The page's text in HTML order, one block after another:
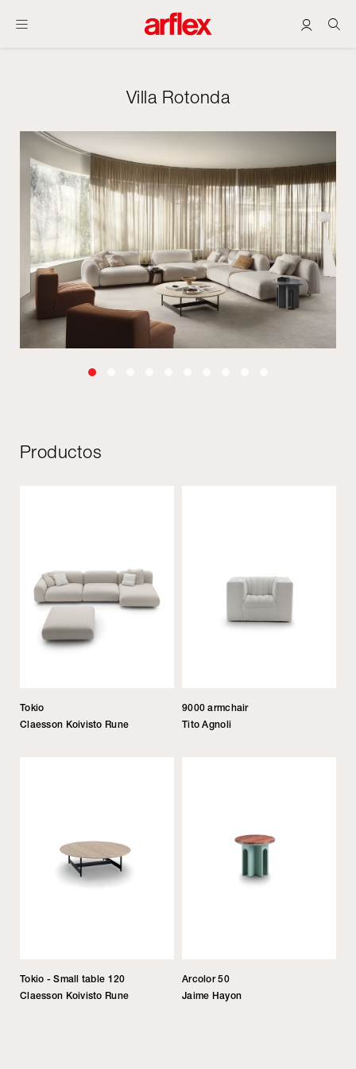
Villa Rotonda
Productos
Tokio
Claesson Koivisto Rune
9000 armchair
Tito Agnoli
Tokio - Small table 120
Claesson Koivisto Rune
Arcolor 50
Jaime Hayon